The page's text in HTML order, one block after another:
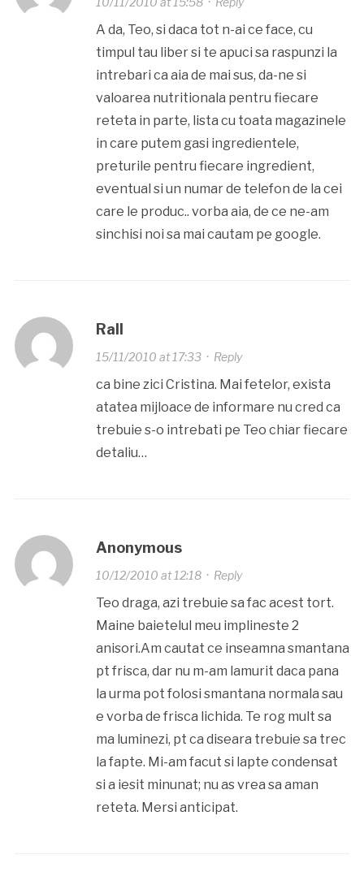
A da, Teo, si daca tot n-ai ce face, cu
timpul tau liber si te apuci sa raspunzi la
intrebari ca aia de mai sus, da-ne si
valoarea nutritionala pentru fiecare
reteta in parte, lista cu toata magazinele
in care putem gasi ingredientele,
preturile pentru fiecare ingredient,
eventual si un numar de telefon de la cei
care le produc.. vorba aia, de ce ne-am
sinchisi noi sa mai cautam pe google.
Rall
15/11/2010 at 17:33· Reply
ca bine zici Cristina. Mai fetelor, exista
atatea mijloace de informare nu cred ca
trebuie s-o intrebati pe Teo chiar fiecare
detaliu…
Anonymous
10/12/2010 at 12:18· Reply
Teo draga, azi trebuie sa fac acest tort.
Maine baietelul meu implineste 2
anisori.Am cautat ce inseamna smantana
pt frisca, dar nu m-am lamurit daca pana
la urma pot folosi smantana normala sau
e vorba de frisca lichida. Te rog mult sa
ma luminezi, pt ca diseara trebuie sa trec
la fapte. Mi-am facut si lapte condensat
si a iesit minunat; nu as vrea sa aman
reteta. Mersi anticipat.